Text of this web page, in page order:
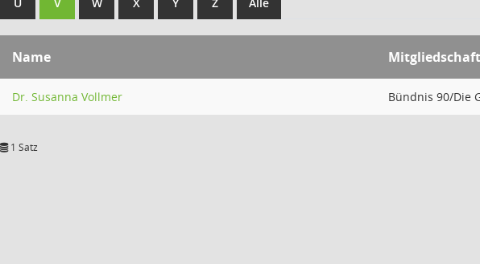
Name Mitgliedschaft
Dr. Susanna Vollmer Bündnis 90/Die
1 Satz